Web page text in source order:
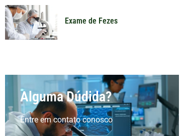
Exame de Fezes
Alguma Dúdida?
Entre em contato conosco